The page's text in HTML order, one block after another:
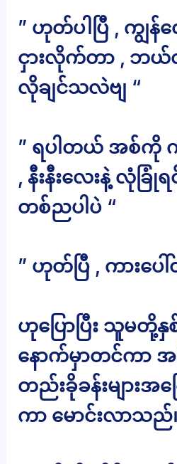
” ဟုတ်ပါပြီ , ကျွ
ငှားလိုက်တာ , ဘ
လိုချင်သလဲဗျ “
” ရပါတယ် အစ်ကို က
, နီးနီးလေးနဲ့ လုံခြုံ
တစ်ညပါပဲ “
” ဟုတ်ပြီ , ကားပေ
ဟုပြောပြီး သူမတို့
နောက်မှာတင်ကာ အနီ
တည်းခိုခန်းများအက
ကာ မောင်းလာသည်